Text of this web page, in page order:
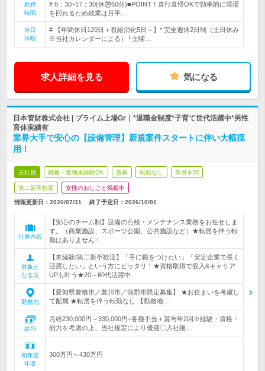
勤務
時間
# 8：30~17：30(休憩60分)■POINT！直行直帰OKで効率的に現場
を回れるため残業は月平…
休日
休暇
# 【年間休日120日＋有給消化5日～】* 完全週休2日制（土日休み
※当社カレンダーによる）└土曜…
求人詳細を見る 気になる
日本管財株式会社 | プライム上場Gr｜*退職金制度*子育て世代活躍中*男性
育休実績有
業界大手で安心の【設備管理】新規案件スタートに伴い大幅採
用！
正社員 職種・業種未経験OK 急募 転勤なし 学歴不問
第二新卒歓迎 女性のおしごと掲載中
情報更新日：2026/07/31 終了予定日： 2026/10/01
仕事内容
【安心のチーム制】設備の点検・メンテナンス業務をお任せしま
す。（商業施設、スポーツ公園、公共施設など）★転居を伴う転
勤はありません！
対象と
なる方
【未経験/第二新卒歓迎】「手に職をつけたい」「安定企業で長く
活躍したい」という方にピッタリ！★資格取得で収入&キャリア
UPも叶う★20～60代活躍中
勤務地
【愛知県豊橋市／豊川市／蒲郡市限定募集】 ★お住まいを考慮し
て配属 ★転居を伴う転勤なし 【勤務地…
給与
月給230,000円～330,000円+各種手当＋賞与年2回※経験・資格・
能力を考慮の上、当社規定により優遇〇入社後…
初年度
年収
300万円～430万円